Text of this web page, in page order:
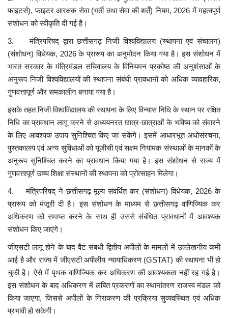
फाइटर्स), फाइटर आरक्षक सेवा (भर्ती तथा सेवा की शर्तें) नियम, 2026 में महत्वपूर्ण
संशोधन को स्वीकृति दी गई है।
3. मंत्रिपरिषद् द्वारा छत्तीसगढ़ निजी विश्वविद्यालय (स्थापना एवं संचालन)
(संशोधन) विधेयक, 2026 के प्रारूप का अनुमोदन किया गया है। इस संशोधन में
भारत सरकार के मंत्रिमंडल सचिवालय के विनियमन प्रकोष्ठ की अनुशंसाओं के
अनुरूप निजी विश्वविद्यालयों की स्थापना संबंधी प्रावधानों को अधिक व्यावहारिक,
गुणवत्तापूर्ण और समकालीन बनाया गया है।
इसके तहत निजी विश्वविद्यालय की स्थापना के लिए विन्यास निधि के स्थान पर रक्षित
निधि का प्रावधान लागू करने से अध्ययनरत छात्र-छात्राओं के भविष्य को संवारने
के लिए आवश्यक उपाय सुनिश्चित किए जा सकेंगे। इसमें आधारभूत अधोसंरचना,
पुस्तकालय एवं अन्य सुविधाओं को यूजीसी एवं सक्षम नियामक संस्थाओं के मानकों के
अनुरूप सुनिश्चित करने का प्रावधान किया गया है। इस संशोधन से राज्य में
गुणवत्तापूर्ण उच्च शिक्षा संस्थानों की स्थापना को प्रोत्साहन मिलेगा।
4. मंत्रिपरिषद् ने छत्तीसगढ़ मूल्य संवर्धित कर (संशोधन) विधेयक, 2026 के
प्रारूप को मंजूरी दी है। इस संशोधन के माध्यम से छत्तीसगढ़ वाणिज्यिक कर
अधिकरण को समाप्त करने के साथ ही उससे संबंधित प्रावधानों में आवश्यक
संशोधन किए जाएंगे।
जीएसटी लागू होने के बाद वैट संबंधी द्वितीय अपीलों के मामलों में उल्लेखनीय कमी
आई है और राज्य में जीएसटी अपीलीय न्यायाधिकरण (GSTAT) की स्थापना भी हो
चुकी है। ऐसे में पृथक वाणिज्यिक कर अधिकरण की आवश्यकता नहीं रह गई है।
इस संशोधन के बाद अधिकरण में लंबित प्रकरणों का स्थानांतरण राजस्व मंडल को
किया जाएगा, जिससे अपीलों के निराकरण की प्रक्रिया सुव्यवस्थित एवं अधिक
प्रभावी हो सकेगी।